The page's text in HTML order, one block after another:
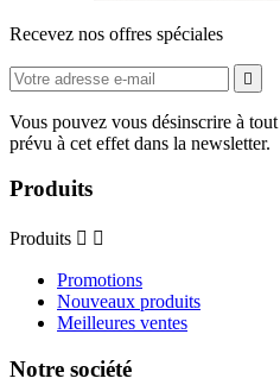
Recevez nos offres spéciales

Vous pouvez vous désinscrire à
prévu à cet effet dans la newsletter.
Produits
Produits  
Promotions
Nouveaux produits
Meilleures ventes
Notre société